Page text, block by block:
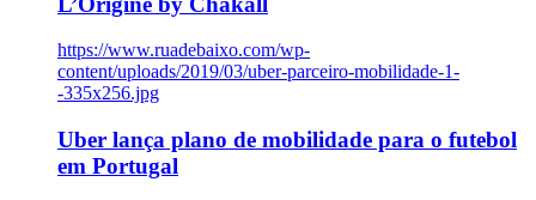
https://www.ruadebaixo.com/wp-
content/uploads/2019/03/uber-parceiro-mobilidade-1-
-335x256.jpg
Uber lança plano de mobilidade para o futebol
em Portugal